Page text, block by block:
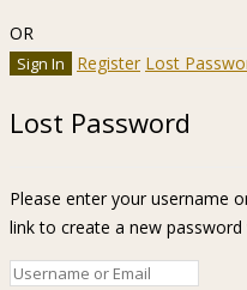
OR
Register Lost
Lost Password
Please enter your username
link to create a new password